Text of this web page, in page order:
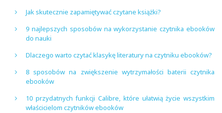
Jak skutecznie zapamiętywać czytane książki?
9 najlepszych sposobów na wykorzystanie czytnika ebooków
do nauki
Dlaczego warto czytać klasykę literatury na czytniku ebooków?
8 sposobów na zwiększenie wytrzymałości baterii czytnika
ebooków
10 przydatnych funkcji Calibre, które ułatwią życie wszystkim
właścicielom czytników ebooków